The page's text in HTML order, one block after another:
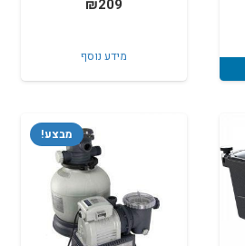
₪209
מידע נוסף
מבצע!